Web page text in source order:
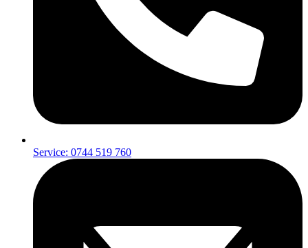
Service: 0744 519 760